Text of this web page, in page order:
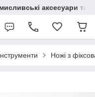
аксесуари та
Ножі з